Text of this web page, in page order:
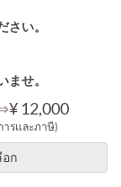
い。
せ。
¥ 12,000
ารและภาษี)
อก